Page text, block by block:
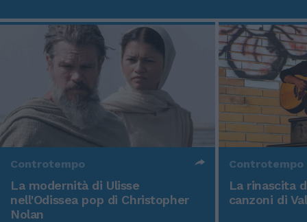
Controtempo
La modernità di Ulisse
nell'Odissea pop di Christopher
Nolan
Controtempo
La rinascita
canzoni di